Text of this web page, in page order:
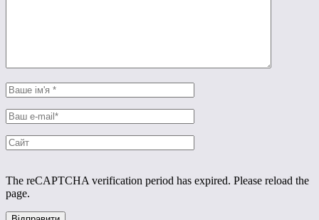
The reCAPTCHA verification period has expired. Please reload the
page.